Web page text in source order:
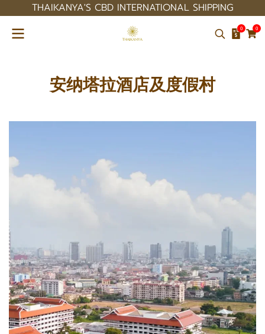
THAIKANYA'S CBD INTERNATIONAL SHIPPING
0 0
安纳塔拉酒店及度假村